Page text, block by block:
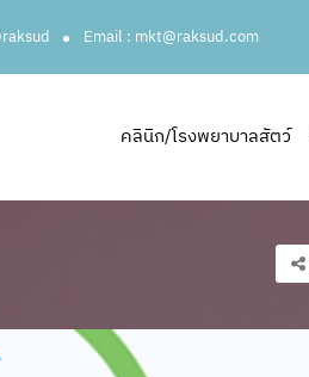
Email : mkt@raksud.com
คลินิก/โรงพยาบาลสัตว์